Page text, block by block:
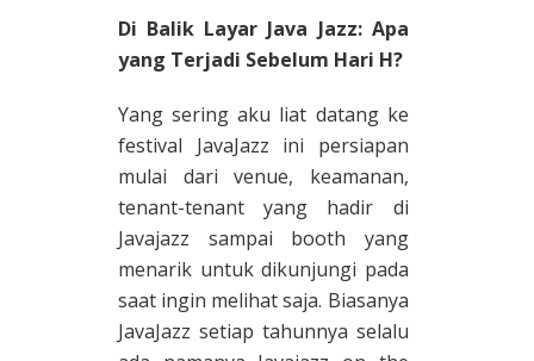
Di Balik Layar Java Jazz: Apa
yang Terjadi Sebelum Hari H?
Yang sering aku liat datang ke
festival JavaJazz ini persiapan
mulai dari venue, keamanan,
tenant-tenant yang hadir di
Javajazz sampai booth yang
menarik untuk dikunjungi pada
saat ingin melihat saja. Biasanya
JavaJazz setiap tahunnya selalu